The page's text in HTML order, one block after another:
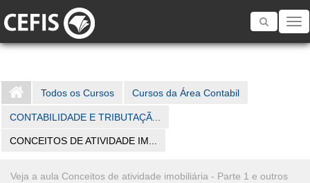
Toggle
Todos os Cursos Cursos da Área Contabil
CONTABILIDADE E TRIBUTAÇÃ...
CONCEITOS DE ATIVIDADE IM...
Veja a aula Conceitos de atividade imobiliária - Parte 1 e outros